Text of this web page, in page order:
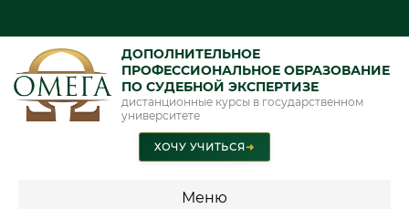
ДОПОЛНИТЕЛЬНОЕ
ПРОФЕССИОНАЛЬНОЕ ОБРАЗОВАНИЕ
ПО СУДЕБНОЙ ЭКСПЕРТИЗЕ
дистанционные курсы в государственном
университете
ХОЧУ УЧИТЬСЯ➜
Меню